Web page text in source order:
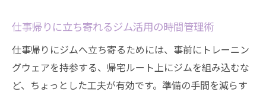
仕事帰りに立ち寄れるジム活用の時間管理術
仕事帰りにジムへ立ち寄るためには、事前にトレーニン
グウェアを持参する、帰宅ルート上にジムを組み込むな
ど、ちょっとした工夫が有効です。準備の手間を減らす